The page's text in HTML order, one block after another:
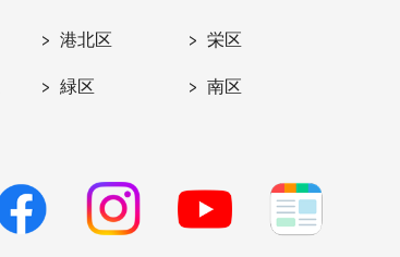
港北区 栄区
緑区 南区